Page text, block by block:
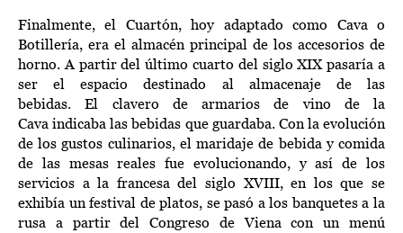
Finalmente, el Cuartón, hoy adaptado como Cava o
Botillería, era el almacén principal de los accesorios de
horno. A partir del último cuarto del siglo XIX pasaría a
ser el espacio destinado al almacenaje de las
bebidas.
El
clavero de armarios de vino de la
Cava indicaba las bebidas que guardaba. Con la evolución
de los gustos culinarios, el maridaje de bebida y comida
de las mesas reales fue evolucionando, y así de los
servicios a la francesa del siglo XVIII, en los que se
exhibía un festival de platos, se pasó a los banquetes a la
rusa a partir del Congreso de Viena con un menú